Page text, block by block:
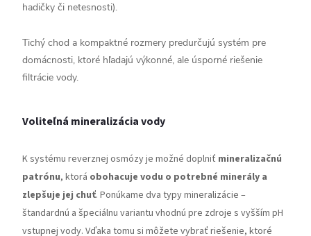
hadičky či netesnosti).
Tichý chod a kompaktné rozmery predurčujú systém pre
domácnosti, ktoré hľadajú výkonné, ale úsporné riešenie
filtrácie vody.
Voliteľná mineralizácia vody
K systému reverznej osmózy je možné doplniť mineralizačnú
patrónu, ktorá obohacuje vodu o potrebné minerály a
zlepšuje jej chuť. Ponúkame dva typy mineralizácie –
štandardnú a špeciálnu variantu vhodnú pre zdroje s vyšším pH
vstupnej vody. Vďaka tomu si môžete vybrať riešenie, ktoré